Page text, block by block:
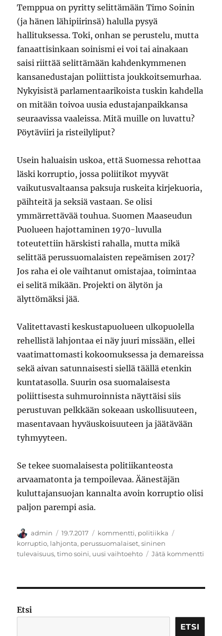
Temppua on pyritty selittämään Timo Soinin
(ja hänen lähipiirinsä) halulla pysyä
hallituksessa. Toki, onhan se perustelu, mutta
fanaattisinkaan soinismi ei voi tai ainakaan
saisi riittää selittämään kahdenkymmenen
kansanedustajan poliittista joukkoitsemurhaa.
Nykyisistä parlamentaarikoista tuskin kahdella
on mitään toivoa uusia edustajanpaikkansa
seuraavissa vaaleissa. Mitä muille on luvattu?
Pöytäviiri ja risteilyliput?
Usein haluaisin uskoa, että Suomessa rehottaa
läski korruptio, jossa poliitikot myyvät
vaikutusvaltaansa paksuja ruskeita kirjekuoria,
päihteitä ja seksiä vastaan. Se olisi
ymmärrettävää touhua. Suomen Maaseudun
Puolueen hajottaminen 1970-luvulla
toteutettiin härskisti rahalla, mutta mikä
selittää perussuomalaisten repeämisen 2017?
Jos raha ei ole vaihtanut omistajaa, toimintaa
ei selitä mikään. Projekti on älytön ja
älyttömäksi jää.
Valitettavasti keskustapuolueen ulkopuolella
rehellistä lahjontaa ei näy juuri missään, ellei
vaatimattomasti kokoomuksessa ja demareissa
sekä aivan satunnaisesti siellä täällä etenkin
kuntatasolla. Suurin osa suomalaisesta
poliittisesta suhmuroinnista näyttäisi siis
perustuvan pelkkään sokeaan uskollisuuteen,
masentavaan hyväuskoisuuteen ja jäätävään
tyhmyyteen.
Se tekee suomalaisesta politiikanteosta
arvaamatonta ja tempoilevaa. Äänestäjän
kuluttajansuojan kannalta avoin korruptio olisi
paljon parempi asia.
Kirjoittaja
admin Julkaistu
19.7.2017 Kategoriat
kommentti, politiikka
korruptio, lahjonta, perussuomalaiset,sininen
tulevaisuus,timo soini, uusi vaihtoehto Jätä kommentti
Etsi
ETSI